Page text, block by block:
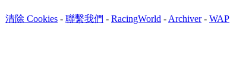
清除 Cookies - 聯繫我們 - RacingWorld - Archiver- WAP